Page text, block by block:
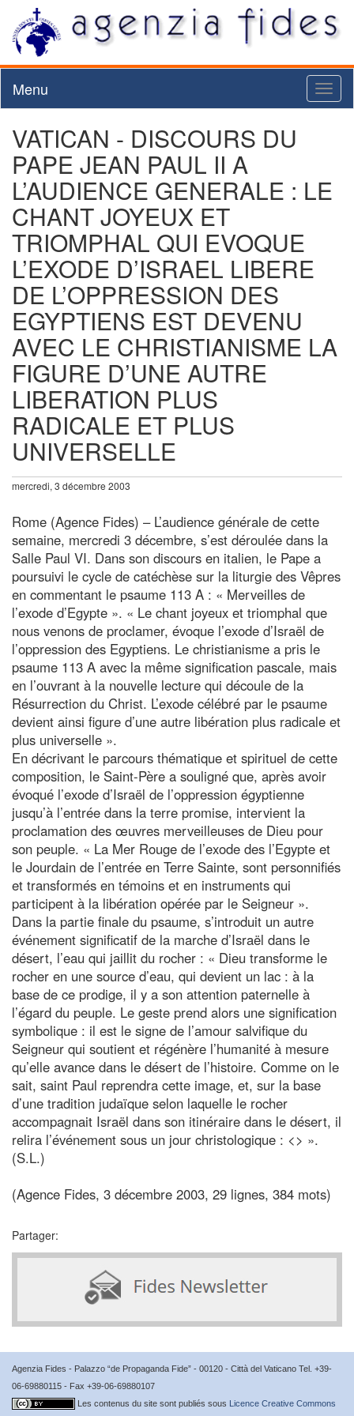
Menu
VATICAN - DISCOURS DU
PAPE JEAN PAUL II A
L’AUDIENCE GENERALE : LE
CHANT JOYEUX ET
TRIOMPHAL QUI EVOQUE
L’EXODE D’ISRAEL LIBERE
DE L’OPPRESSION DES
EGYPTIENS EST DEVENU
AVEC LE CHRISTIANISME LA
FIGURE D’UNE AUTRE
LIBERATION PLUS
RADICALE ET PLUS
UNIVERSELLE
mercredi, 3 décembre 2003
Rome (Agence Fides) – L’audience générale de cette
semaine, mercredi 3 décembre, s’est déroulée dans la
Salle Paul VI. Dans son discours en italien, le Pape a
poursuivi le cycle de catéchèse sur la liturgie des Vêpres
en commentant le psaume 113 A : « Merveilles de
l’exode d’Egypte ». « Le chant joyeux et triomphal que
nous venons de proclamer, évoque l’exode d’Israël de
l’oppression des Egyptiens. Le christianisme a pris le
psaume 113 A avec la même signification pascale, mais
en l’ouvrant à la nouvelle lecture qui découle de la
Résurrection du Christ. L’exode célébré par le psaume
devient ainsi figure d’une autre libération plus radicale et
plus universelle ».
En décrivant le parcours thématique et spirituel de cette
composition, le Saint-Père a souligné que, après avoir
évoqué l’exode d’Israël de l’oppression égyptienne
jusqu’à l’entrée dans la terre promise, intervient la
proclamation des œuvres merveilleuses de Dieu pour
son peuple. « La Mer Rouge de l’exode des l’Egypte et
le Jourdain de l’entrée en Terre Sainte, sont personnifiés
et transformés en témoins et en instruments qui
participent à la libération opérée par le Seigneur ».
Dans la partie finale du psaume, s’introduit un autre
événement significatif de la marche d’Israël dans le
désert, l’eau qui jaillit du rocher : « Dieu transforme le
rocher en une source d’eau, qui devient un lac : à la
base de ce prodige, il y a son attention paternelle à
l’égard du peuple. Le geste prend alors une signification
symbolique : il est le signe de l’amour salvifique du
Seigneur qui soutient et régénère l’humanité à mesure
qu’elle avance dans le désert de l’histoire. Comme on le
sait, saint Paul reprendra cette image, et, sur la base
d’une tradition judaïque selon laquelle le rocher
accompagnait Israël dans son itinéraire dans le désert, il
relira l’événement sous un jour christologique : <> ».
(S.L.)
(Agence Fides, 3 décembre 2003, 29 lignes, 384 mots)
Partager:
Agenzia Fides - Palazzo “de Propaganda Fide” - 00120 - Città del Vaticano Tel. +39-
06-69880115 - Fax +39-06-69880107
Les contenus du site sont publiés sous Licence Creative Commons